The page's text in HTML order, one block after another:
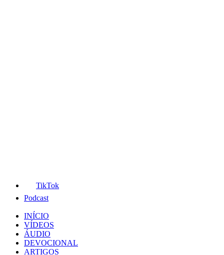
TikTok
Podcast
INÍCIO
VÍDEOS
ÁUDIO
DEVOCIONAL
ARTIGOS